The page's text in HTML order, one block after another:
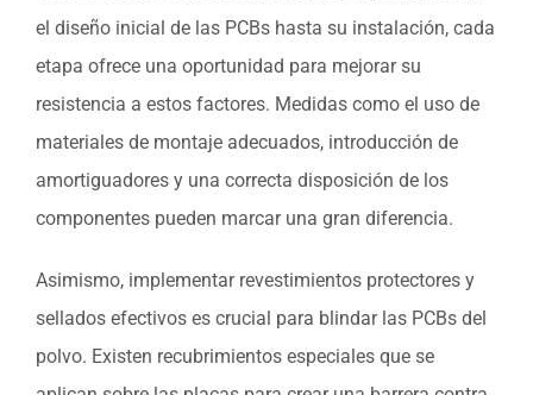
el diseño inicial de las PCBs hasta su instalación, cada
etapa ofrece una oportunidad para mejorar su
resistencia a estos factores. Medidas como el uso de
materiales de montaje adecuados, introducción de
amortiguadores y una correcta disposición de los
componentes pueden marcar una gran diferencia.
Asimismo, implementar revestimientos protectores y
sellados efectivos es crucial para blindar las PCBs del
polvo. Existen recubrimientos especiales que se